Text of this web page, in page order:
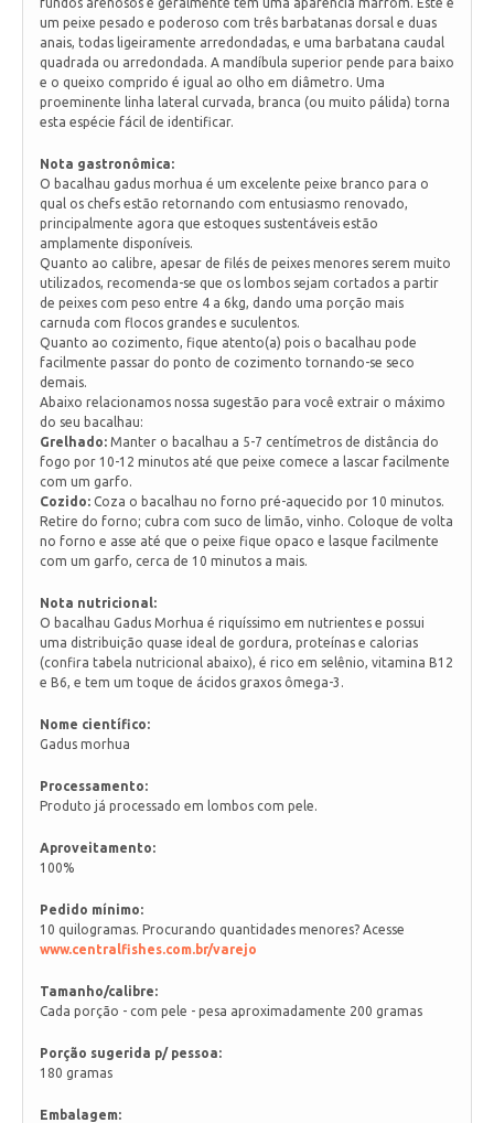
um peixe pesado e poderoso com três barbatanas dorsal e duas
anais, todas ligeiramente arredondadas, e uma barbatana caudal
quadrada ou arredondada. A mandíbula superior pende para baixo
e o queixo comprido é igual ao olho em diâmetro. Uma
proeminente linha lateral curvada, branca (ou muito pálida) torna
esta espécie fácil de identificar.
Nota gastronômica:
O bacalhau gadus morhua é um excelente peixe branco para o
qual os chefs estão retornando com entusiasmo renovado,
principalmente agora que estoques sustentáveis estão
amplamente disponíveis.
Quanto ao calibre, apesar de filés de peixes menores serem muito
utilizados, recomenda-se que os lombos sejam cortados a partir
de peixes com peso entre 4 a 6kg, dando uma porção mais
carnuda com flocos grandes e suculentos.
Quanto ao cozimento, fique atento(a) pois o bacalhau pode
facilmente passar do ponto de cozimento tornando-se seco
demais.
Abaixo relacionamos nossa sugestão para você extrair o máximo
do seu bacalhau:
Grelhado: Manter o bacalhau a 5-7 centímetros de distância do
fogo por 10-12 minutos até que peixe comece a lascar facilmente
com um garfo.
Cozido: Coza o bacalhau no forno pré-aquecido por 10 minutos.
Retire do forno; cubra com suco de limão, vinho. Coloque de volta
no forno e asse até que o peixe fique opaco e lasque facilmente
com um garfo, cerca de 10 minutos a mais.
Nota nutricional:
O bacalhau Gadus Morhua é riquíssimo em nutrientes e possui
uma distribuição quase ideal de gordura, proteínas e calorias
(confira tabela nutricional abaixo), é rico em selênio, vitamina B12
e B6, e tem um toque de ácidos graxos ômega-3.
Nome científico:
Gadus morhua
Processamento:
Produto já processado em lombos com pele.
Aproveitamento:
100%
Pedido mínimo:
10 quilogramas. Procurando quantidades menores? Acesse
www.centralfishes.com.br/varejo
Tamanho/calibre:
Cada porção - com pele - pesa aproximadamente 200 gramas
Porção sugerida p/ pessoa:
180 gramas
Embalagem: